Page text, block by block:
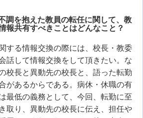
調を抱えた教員の転任に関して、教
報共有すべきことはどんなこと？
する情報交換の際には、校長・教委
話して情報交換をして頂きたい。な
校長と異動先の校長と、語った転勤
があるからである。病休・休職の有
最低の義務として、今回、転勤に至
取り、異動先の校長に伝え、担任や